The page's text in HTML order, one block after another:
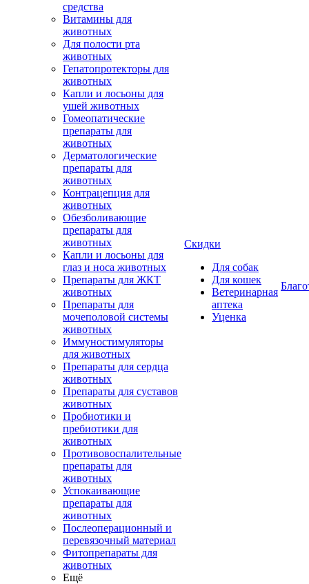
средства
Витамины для
животных
Для полости рта
животных
Гепатопротекторы для
животных
Капли и лосьоны для
ушей животных
Гомеопатические
препараты для
животных
Дерматологические
препараты для
животных
Контрацепция для
животных
Обезболивающие
препараты для
животных
Капли и лосьоны для
глаз и носа животных
Препараты для ЖКТ
животных
Препараты для
мочеполовой системы
животных
Иммуностимуляторы
для животных
Препараты для сердца
животных
Препараты для суставов
животных
Пробиотики и
пребиотики для
животных
Противовоспалительные
препараты для
животных
Успокаивающие
препараты для
животных
Послеоперационный и
перевязочный материал
Фитопрепараты для
животных
Ещё
Скидки
Для собак
Для кошек
Ветеринарная
аптека
Уценка